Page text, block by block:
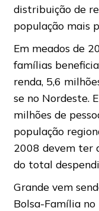
distribuição de
população mais
Em meados de
famílias
renda, 5,6
se no Nordeste.
milhões de
população
2008 devem ter
do total
Grande vem
Bolsa-Família